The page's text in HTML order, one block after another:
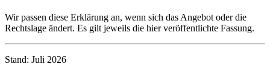
Wir passen diese Erklärung an, wenn sich das Angebot oder die
Rechtslage ändert. Es gilt jeweils die hier veröffentlichte Fassung.
Stand: Juli 2026